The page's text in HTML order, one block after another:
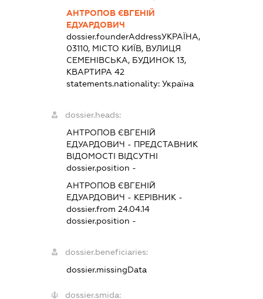
АНТРОПОВ ЄВГЕНІЙ
ЕДУАРДОВИЧ
dossier.founderAddressУКРАЇНА,
03110, МІСТО КИЇВ, ВУЛИЦЯ
СЕМЕНІВСЬКА, БУДИНОК 13,
КВАРТИРА 42
statements.nationality:Україна
dossier.heads:
АНТРОПОВ ЄВГЕНІЙ
ЕДУАРДОВИЧ - ПРЕДСТАВНИК
ВІДОМОСТІ ВІДСУТНІ
dossier.position -
АНТРОПОВ ЄВГЕНІЙ
ЕДУАРДОВИЧ - КЕРІВНИК -
dossier.from 24.04.14
dossier.position -
dossier.beneficiaries:
dossier.missingData
dossier.smida: